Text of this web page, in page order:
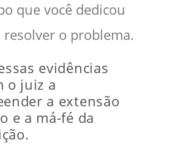
que você dedicou
resolver o problema.
evidências
o juiz a
a extensão
e a má-fé da